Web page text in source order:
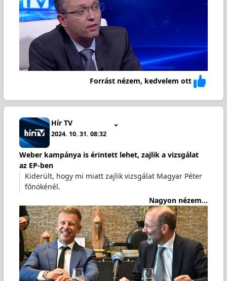
Forrást nézem, kedvelem ott
Hír TV
2024. 10. 31. 08:32
Weber kampánya is érintett lehet, zajlik a vizsgálat
az EP-ben
Kiderült, hogy mi miatt zajlik vizsgálat Magyar Péter
főnökénél.
Nagyon nézem...